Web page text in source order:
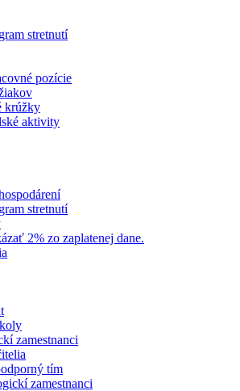
stretnutí
pozície
krúžky
aktivity
stretnutí
2% zo zaplatenej dane.
zamestnanci
tím
zamestnanci